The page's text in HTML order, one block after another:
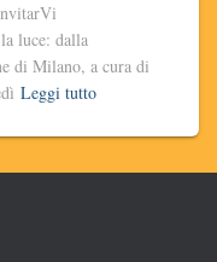
luce: dalla
di Milano, a cura di
Leggi tutto